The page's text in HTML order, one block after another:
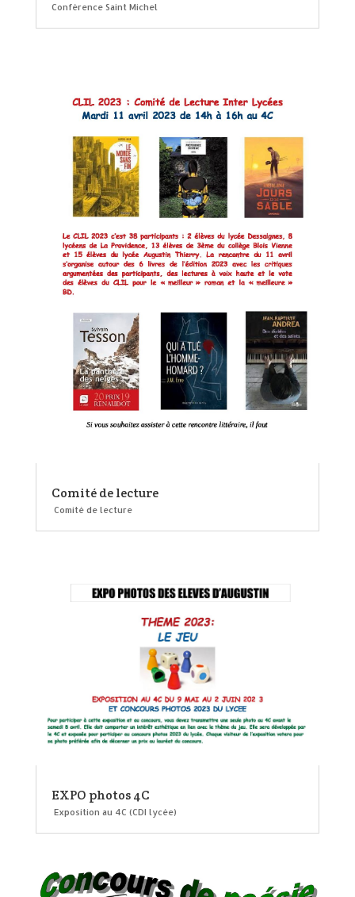
Conférence Saint Michel
Comité de lecture
Comité de lecture
EXPO photos 4C
Exposition au 4C (CDI lycée)